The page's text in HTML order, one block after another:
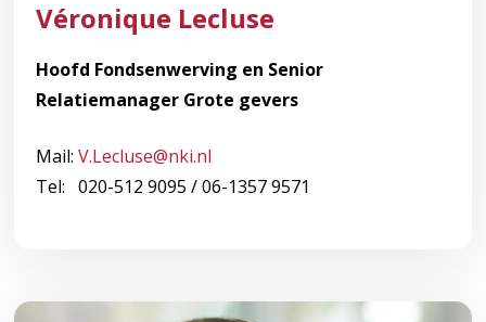
Véronique Lecluse
Hoofd Fondsenwerving en Senior
Relatiemanager Grote gevers
Mail:V.Lecluse@nki.nl
Tel: 020-512 9095 / 06-1357 9571